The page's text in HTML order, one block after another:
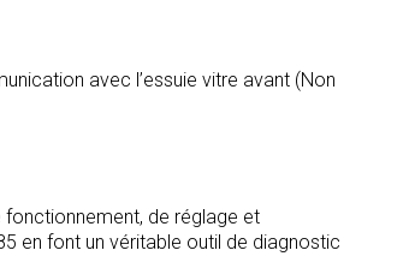
avec l’essuie vitre avant (Non
de réglage et
en font un véritable outil de diagnostic